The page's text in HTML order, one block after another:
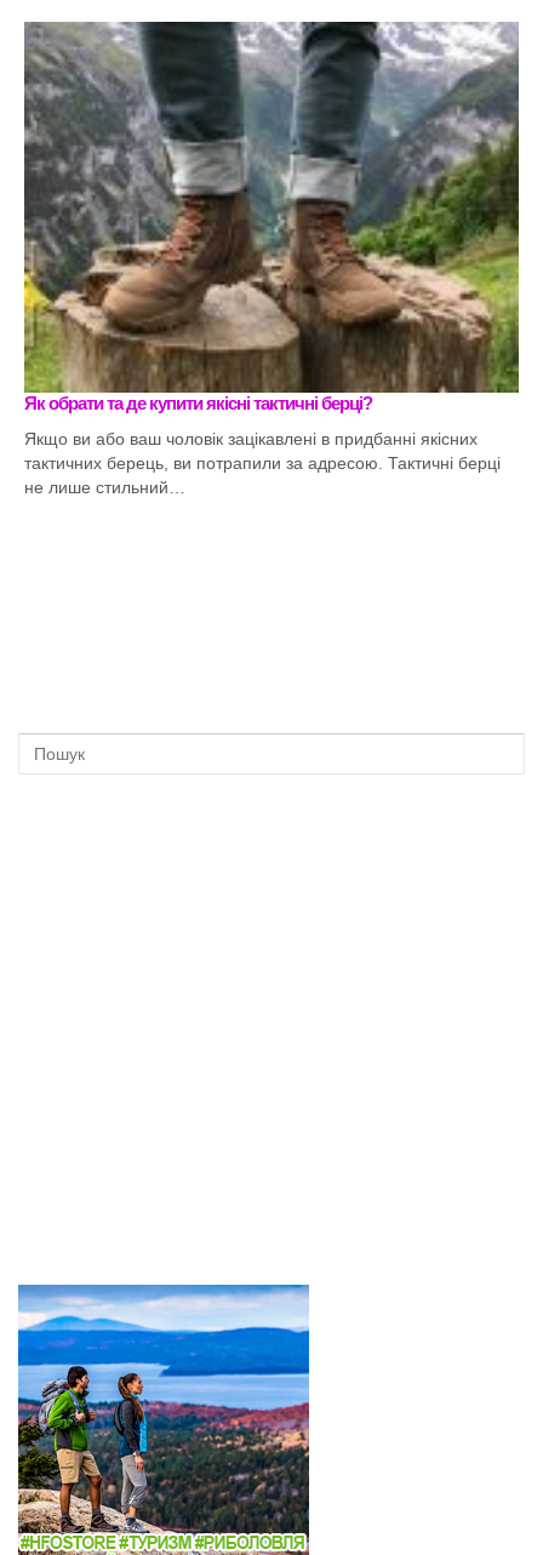
Як обрати та де купити якісні тактичні берці?
Якщо ви або ваш чоловік зацікавлені в придбанні якісних
тактичних берець, ви потрапили за адресою. Тактичні берці
не лише стильний…